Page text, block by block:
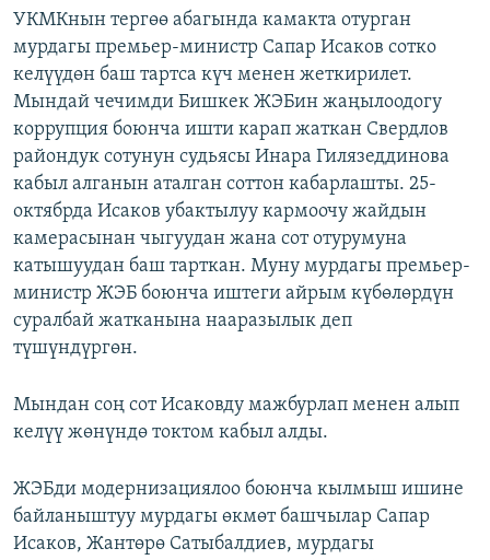
УКМКнын тергөө абагында камакта отурган
мурдагы премьер-министр Сапар Исаков сотко
келүүдөн баш тартса күч менен жеткирилет.
Мындай чечимди Бишкек ЖЭБин жаңылоодогу
коррупция боюнча ишти карап жаткан Свердлов
райондук сотунун судьясы Инара Гилязеддинова
кабыл алганын аталган соттон кабарлашты. 25-
октябрда Исаков убактылуу кармоочу жайдын
камерасынан чыгуудан жана сот отурумуна
катышуудан баш тарткан. Муну мурдагы премьер-
министр ЖЭБ боюнча иштеги айрым күбөлөрдүн
суралбай жатканына нааразылык деп
түшүндүргөн.
Мындан соң сот Исаковду мажбурлап менен алып
келүү жөнүндө токтом кабыл алды.
ЖЭБди модернизациялоо боюнча кылмыш ишине
байланыштуу мурдагы өкмөт башчылар Сапар
Исаков, Жантөрө Сатыбалдиев, мурдагы